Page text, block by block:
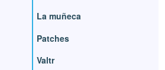
La muñeca
Patches
Valtr